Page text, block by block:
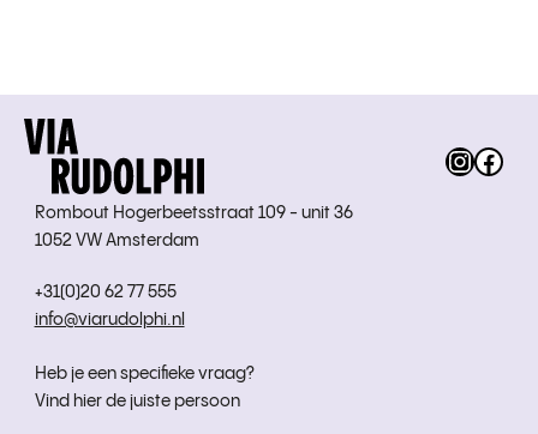
Rombout Hogerbeetsstraat 109 - unit 36
1052 VW Amsterdam
+31(0)20 62 77 555
info@viarudolphi.nl
Heb je een specifieke vraag?
Vind hier de juiste persoon